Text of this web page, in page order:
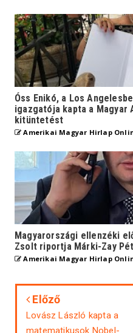
Óss Enikó, a Los
igazgatója kapta a Magyar
kitüntetést
Amerikai Magyar Hirlap
Magyarországi ellenzéki
Zsolt riportja Márki-Zay
Amerikai Magyar Hirlap
Előző
Lovász László kapta a
matematikusok Nobel-